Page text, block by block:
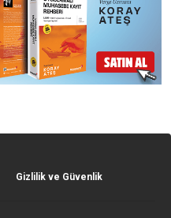
Gizlilik ve Güvenlik